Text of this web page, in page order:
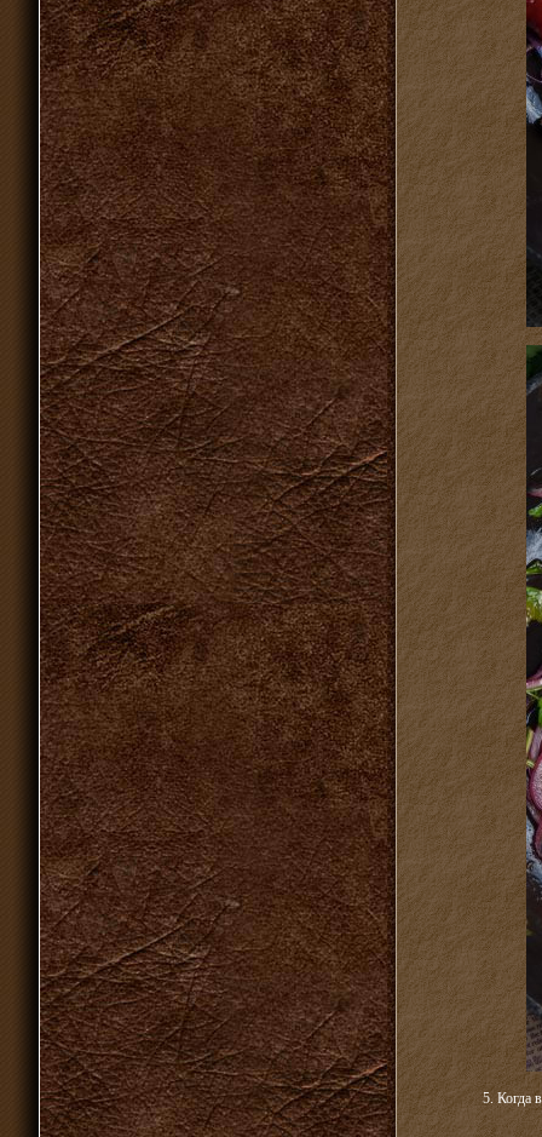
5. Когда